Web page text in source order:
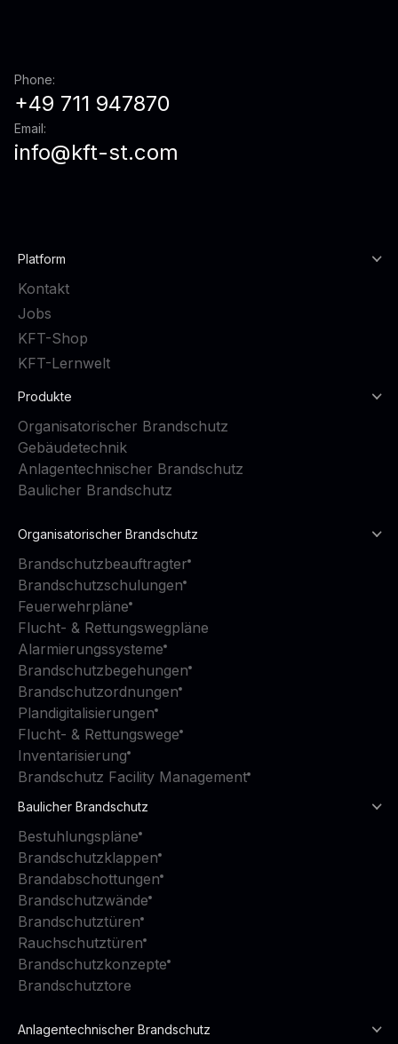
Phone:
+49 711 947870
Email:
info@kft-st.com
Platform
Kontakt
Jobs
KFT-Shop
KFT-Lernwelt
Produkte
Organisatorischer Brandschutz
Gebäudetechnik
Anlagentechnischer Brandschutz
Baulicher Brandschutz
Organisatorischer Brandschutz
Brandschutzbeauftragter
Brandschutzschulungen
Feuerwehrpläne
Flucht- & Rettungswegpläne
Alarmierungssysteme
Brandschutzbegehungen
Brandschutzordnungen
Plandigitalisierungen
Flucht- & Rettungswege
Inventarisierung
Brandschutz Facility Management
Baulicher Brandschutz
Bestuhlungspläne
Brandschutzklappen
Brandabschottungen
Brandschutzwände
Brandschutztüren
Rauchschutztüren
Brandschutzkonzepte
Brandschutztore
Anlagentechnischer Brandschutz